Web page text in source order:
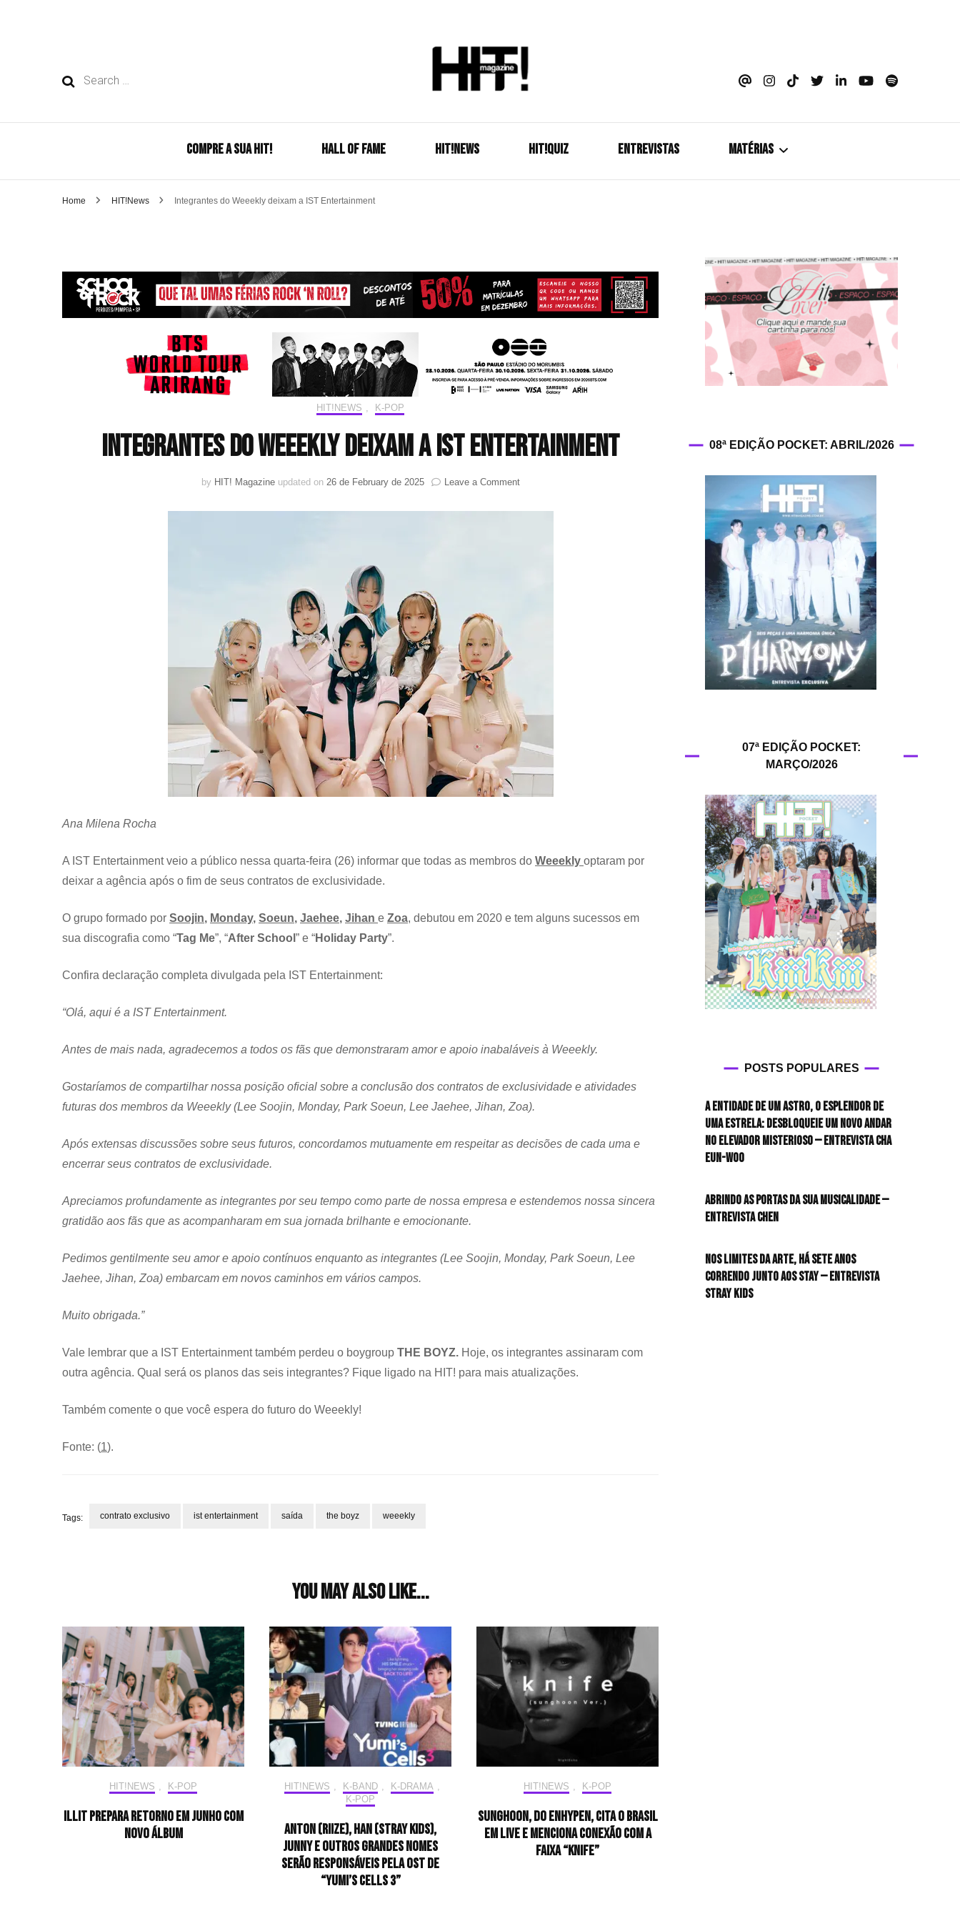
Search
HIT!Magazine
COMPRE A SUA HIT! HALL OF FAME HIT!NEWS HIT!Quiz ENTREVISTAS MATÉRIAS
Coletiva de Imprensa
Drama? HIT!
HIT!Fashion
HIT!Filmes
HIT!Hop
HIT!Leituras
HIT!Diary
HIT!Lyrics
HIT!Politics
HIT!Queer
HIT!Vem aí
Panfletando
Home HIT!News Integrantes do Weeekly deixam a IST Entertainment
HIT!NEWS K-POP
Integrantes do Weeekly deixam a IST Entertainment
by HIT! Magazine updated on 26 de February de 2025 Leave a Commenton
do
Ana Milena Rocha
A IST Entertainment veio a público nessa quarta-feira (26) informar que todas as membros do Weeekly optaram por
deixar a agência após o fim de seus contratos de exclusividade.
O grupo formado por Soojin, Monday, Soeun, Jaehee, Jihan e Zoa, debutou em 2020 e tem alguns sucessos em
sua discografia como “Tag Me”, “After School ” e “Holiday Party”.
Confira declaração completa divulgada pela IST Entertainment:
“Olá, aqui é a IST Entertainment.
Antes de mais nada, agradecemos a todos os fãs que demonstraram amor e apoio inabaláveis à Weeekly.
Gostaríamos de compartilhar nossa posição oficial sobre a conclusão dos contratos de exclusividade e atividades
futuras dos membros da Weeekly (Lee Soojin, Monday, Park Soeun, Lee Jaehee, Jihan, Zoa).
Após extensas discussões sobre seus futuros, concordamos mutuamente em respeitar as decisões de cada uma e
encerrar seus contratos de exclusividade.
Apreciamos profundamente as integrantes por seu tempo como parte de nossa empresa e estendemos nossa sincera
gratidão aos fãs que as acompanharam em sua jornada brilhante e emocionante.
Pedimos gentilmente seu amor e apoio contínuos enquanto as integrantes (Lee Soojin, Monday, Park Soeun, Lee
Jaehee, Jihan, Zoa) embarcam em novos caminhos em vários campos.
Muito obrigada.”
Vale lembrar que a IST Entertainment também perdeu o boygroup THE BOYZ. Hoje, os integrantes assinaram com
outra agência. Qual será os planos das seis integrantes? Fique ligado na HIT! para mais atualizações.
Também comente o que você espera do futuro do Weeekly!
Fonte: (1).
Tags: contrato exclusivo ist entertainment saída the boyz weeekly
You may also like...
HIT!NEWS K-POP
ILLIT prepara retorno em junho com
novo álbum
HIT!NEWS K-BAND K-DRAMA
K-POP
ANTON (RIIZE), HAN (Stray Kids),
JUNNY e outros grandes nomes
serão responsáveis pela OST de
“Yumi’s Cells 3”
HIT!NEWS K-POP
Sunghoon, do ENHYPEN, cita o Brasil
em live e menciona conexão com a
faixa “Knife”
08ª EDIÇÃO POCKET: ABRIL/2026
07ª EDIÇÃO POCKET:
MARÇO/2026
POSTS POPULARES
A entidade de um astro, o esplendor de
uma estrela: desbloqueie um novo andar
no elevador misterioso — Entrevista CHA
EUN-WOO
Abrindo as portas da sua musicalidade —
Entrevista CHEN
Nos limites da arte, há sete anos
correndo junto aos STAY — Entrevista
Stray Kids